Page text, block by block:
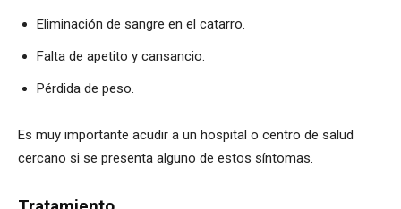
Eliminación de sangre en el catarro.
Falta de apetito y cansancio.
Pérdida de peso.
Es muy importante acudir a un hospital o centro de salud
cercano si se presenta alguno de estos síntomas.